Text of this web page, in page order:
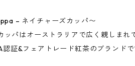
– ネイチャーズカッパ〜
ッパはオーストラリアで広く親しまれ
認証&フェアトレード紅茶のブランドで